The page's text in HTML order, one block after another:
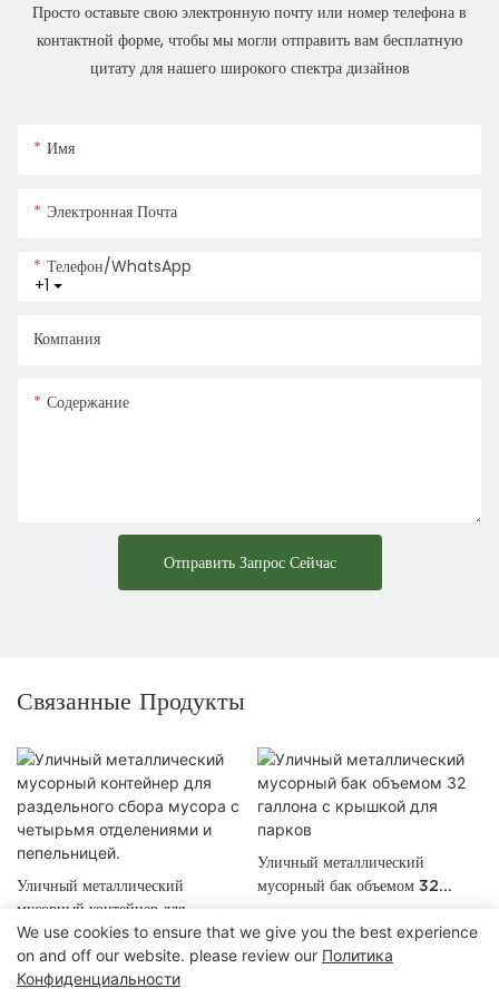
Просто оставьте свою электронную почту или номер телефона в
контактной форме, чтобы мы могли отправить вам бесплатную
цитату для нашего широкого спектра дизайнов
Имя
Электронная Почта
+1
Телефон/WhatsApp
Компания
Содержание
Отправить Запрос Сейчас
Связанные Продукты
Уличный металлический
мусорный контейнер для
раздельного сбора мусора с
четырьмя отделениями и
пепельницей.
Уличный металлический
мусорный бак объемом 32
Авторские права © 2025 Chongqing Arlau Civic Equipment
We use cookies to ensure that we give you the best experience
on and off our website. please review our Политика
Конфиденциальности